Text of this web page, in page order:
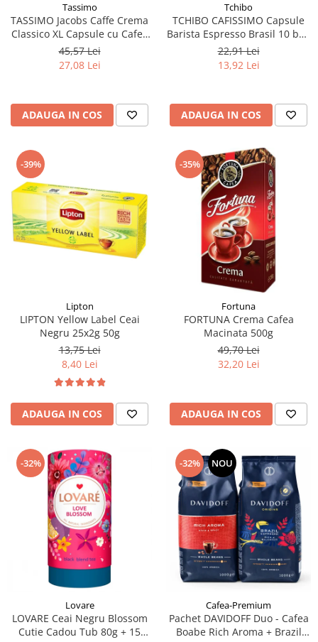
Tassimo
TASSIMO Jacobs Caffe Crema
Classico XL Capsule cu Cafea
16buc 132.8g - TDV 16.10.2026
45,57 Lei
27,08 Lei
ADAUGA IN COS
Tchibo
TCHIBO CAFISSIMO Capsule
Barista Espresso Brasil 10 buc
80g (27.10.2026)
22,91 Lei
13,92 Lei
ADAUGA IN COS
-39%
Lipton
LIPTON Yellow Label Ceai
Negru 25x2g 50g
13,75 Lei
8,40 Lei
ADAUGA IN COS
-35%
Fortuna
FORTUNA Crema Cafea
Macinata 500g
49,70 Lei
32,20 Lei
ADAUGA IN COS
-32%
Lovare
LOVARE Ceai Negru Blossom
Cutie Cadou Tub 80g + 15
-32% NOU
Cafea-Premium
Pachet DAVIDOFF Duo - Cafea
Boabe Rich Aroma + Brazil